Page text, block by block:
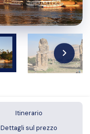
Itinerario
Dettagli sul prezzo